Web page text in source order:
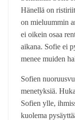
Hänellä on
on mieluummin
ei oikein osaa
aikana. Sofie ei
menee muiden
Sofien
menetyksiä.
Sofien ylle,
kuolema